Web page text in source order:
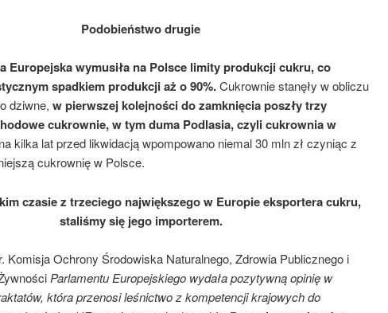
Podobieństwo drugie
Europejska wymusiła na Polsce limity produkcji cukru, co
spadkiem produkcji aż o 90%.Cukrownie stanęły w obliczu
dziwne, w pierwszej kolejności do zamknięcia poszły trzy
cukrownie, w tym duma Podlasia, czyli cukrownia w
kilka lat przed likwidacją wpompowano niemal 30 mln zł czyniąc z
cukrownię w Polsce.
czasie z trzeciego największego w Europie eksportera cukru,
staliśmy się jego importerem.
Komisja Ochrony Środowiska Naturalnego, Zdrowia Publicznego i
Parlamentu Europejskiego wydała pozytywną opinię w
która przenosi leśnictwo z kompetencji krajowych do